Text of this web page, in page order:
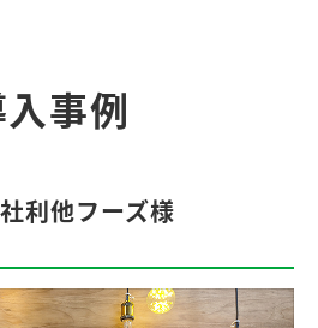
事例
利他フーズ様